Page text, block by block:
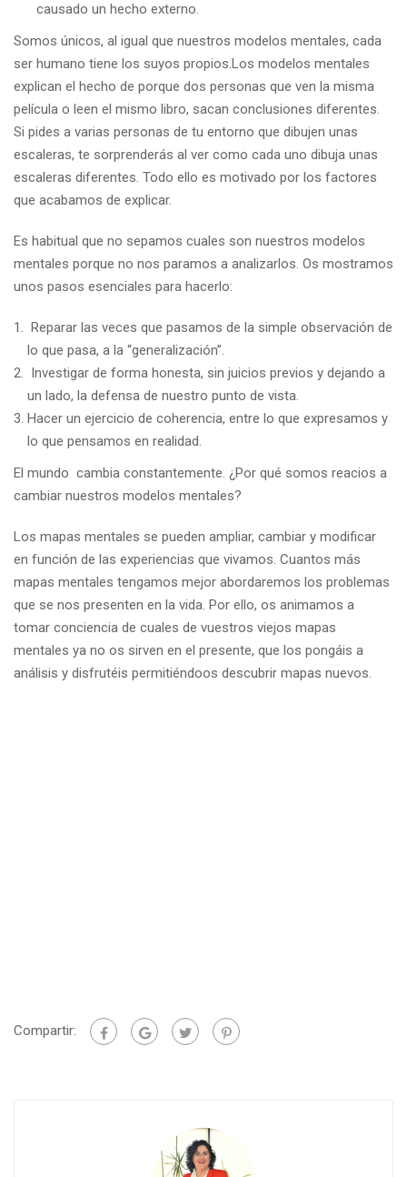
causado un hecho externo.
Somos únicos, al igual que nuestros modelos mentales, cada
ser humano tiene los suyos propios.Los modelos mentales
explican el hecho de porque dos personas que ven la misma
película o leen el mismo libro, sacan conclusiones diferentes.
Si pides a varias personas de tu entorno que dibujen unas
escaleras, te sorprenderás al ver como cada uno dibuja unas
escaleras diferentes. Todo ello es motivado por los factores
que acabamos de explicar.
Es habitual que no sepamos cuales son nuestros modelos
mentales porque no nos paramos a analizarlos. Os mostramos
unos pasos esenciales para hacerlo:
Reparar las veces que pasamos de la simple observación de
lo que pasa, a la “generalización”.
Investigar de forma honesta, sin juicios previos y dejando a
un lado, la defensa de nuestro punto de vista.
Hacer un ejercicio de coherencia, entre lo que expresamos y
lo que pensamos en realidad.
El mundo cambia constantemente. ¿Por qué somos reacios a
cambiar nuestros modelos mentales?
Los mapas mentales se pueden ampliar, cambiar y modificar
en función de las experiencias que vivamos. Cuantos más
mapas mentales tengamos mejor abordaremos los problemas
que se nos presenten en la vida. Por ello, os animamos a
tomar conciencia de cuales de vuestros viejos mapas
mentales ya no os sirven en el presente, que los pongáis a
análisis y disfrutéis permitiéndoos descubrir mapas nuevos.
Compartir: